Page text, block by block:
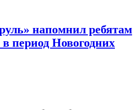
напомнил ребятам
в период Новогодних